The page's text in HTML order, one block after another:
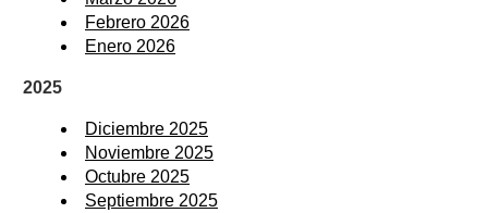
Febrero 2026
Enero 2026
2025
Diciembre 2025
Noviembre 2025
Octubre 2025
Septiembre 2025